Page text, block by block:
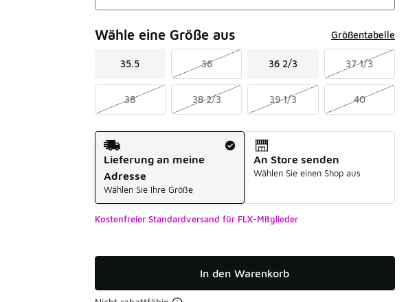
Wähle eine Größe aus Größentabelle
35.5 36 36 2/3 37 1/3
38 38 2/3 39 1/3 40
Versandart
Lieferung an meine
Adresse
Wählen Sie Ihre Größe
An Store senden
Wählen Sie einen Shop aus
Kostenfreier Standardversand für FLX-Mitglieder
In den Warenkorb